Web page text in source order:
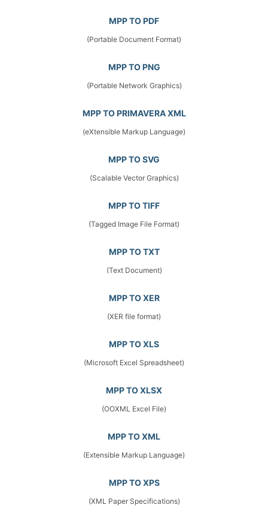
MPP TO PDF
(Portable Document Format)
MPP TO PNG
(Portable Network Graphics)
MPP TO PRIMAVERA XML
(eXtensible Markup Language)
MPP TO SVG
(Scalable Vector Graphics)
MPP TO TIFF
(Tagged Image File Format)
MPP TO TXT
(Text Document)
MPP TO XER
(XER file format)
MPP TO XLS
(Microsoft Excel Spreadsheet)
MPP TO XLSX
(OOXML Excel File)
MPP TO XML
(Extensible Markup Language)
MPP TO XPS
(XML Paper Specifications)